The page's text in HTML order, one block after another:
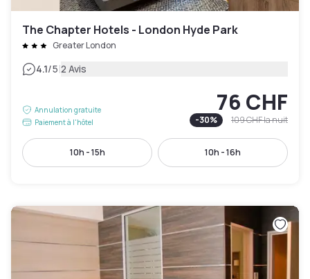
The Chapter Hotels - London Hyde Park
Greater London
4.1/5|2 Avis
Annulation gratuite
Paiement à l'hôtel
76 CHF
-30% 109 CHFla nuit
10h - 15h 10h - 16h